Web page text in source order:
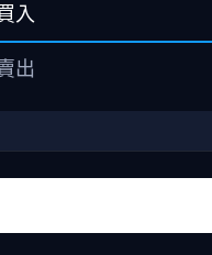
入
出